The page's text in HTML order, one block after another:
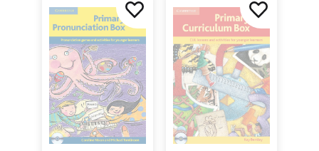
younger learners